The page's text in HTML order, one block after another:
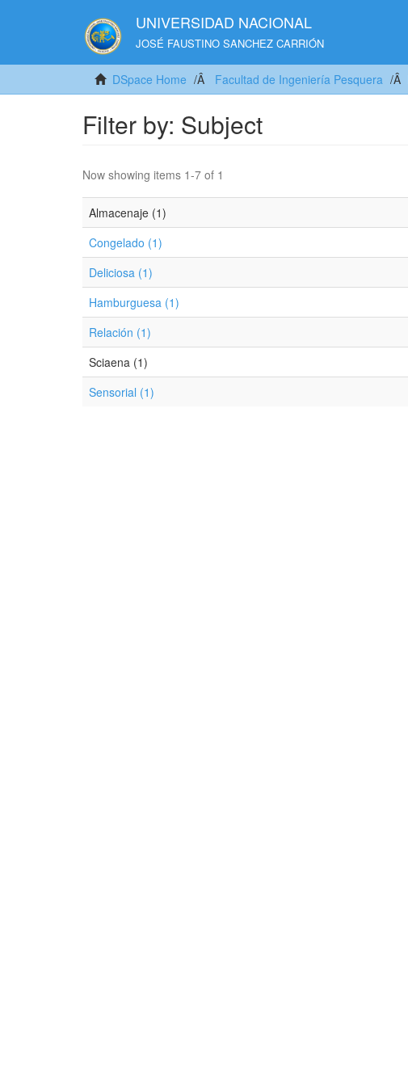
UNIVERSIDAD NACIONAL
JOSÉ FAUSTINO SANCHEZ CARRIÓN
DSpace Home Facultad de Ingeniería Pesquera
Filter by: Subject
Now showing items 1-7 of 1
Almacenaje (1)
Congelado (1)
Deliciosa (1)
Hamburguesa (1)
Relación (1)
Sciaena (1)
Sensorial (1)